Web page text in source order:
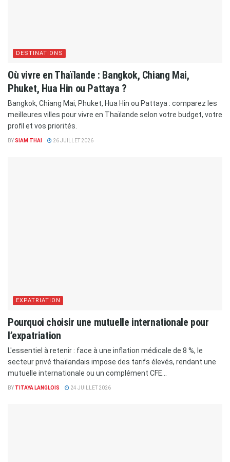
DESTINATIONS
Où vivre en Thaïlande : Bangkok, Chiang Mai,
Phuket, Hua Hin ou Pattaya ?
Bangkok, Chiang Mai, Phuket, Hua Hin ou Pattaya : comparez les
meilleures villes pour vivre en Thaïlande selon votre budget, votre
profil et vos priorités.
BYSIAM THAI 26 JUILLET 2026
EXPATRIATION
Pourquoi choisir une mutuelle internationale pour
l’expatriation
L'essentiel à retenir : face à une inflation médicale de 8 %, le
secteur privé thaïlandais impose des tarifs élevés, rendant une
mutuelle internationale ou un complément CFE...
BY TITAYA LANGLOIS 24 JUILLET 2026